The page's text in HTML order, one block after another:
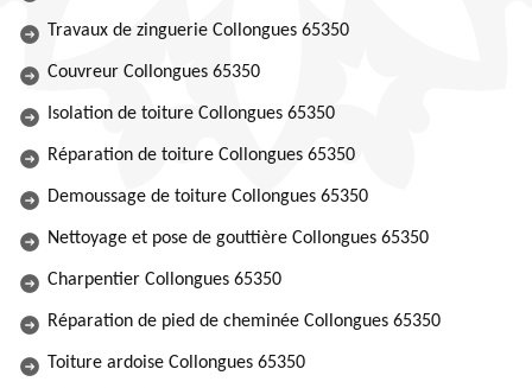
Travaux de zinguerie Collongues 65350
Couvreur Collongues 65350
Isolation de toiture Collongues 65350
Réparation de toiture Collongues 65350
Demoussage de toiture Collongues 65350
Nettoyage et pose de gouttière Collongues 65350
Charpentier Collongues 65350
Réparation de pied de cheminée Collongues 65350
Toiture ardoise Collongues 65350